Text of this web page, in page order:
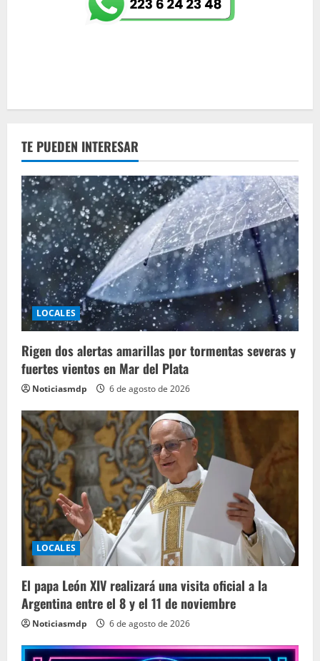
TE PUEDEN INTERESAR
LOCALES
Rigen dos alertas amarillas por tormentas severas y
fuertes vientos en Mar del Plata
Noticiasmdp 6 de agosto de 2026
LOCALES
El papa León XIV realizará una visita oficial a la
Argentina entre el 8 y el 11 de noviembre
Noticiasmdp 6 de agosto de 2026